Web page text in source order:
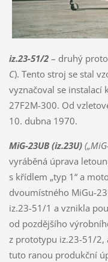
iz.23-51/2– druhý
C). Tento stroj se stal
vyznačoval se instalací
27F2M-300. Od
10. dubna 1970.
MiG-23UB (iz.23U)
vyráběná úprava
s křídlem „typ 1“ a
dvoumístného MiGu-
iz.23-51/1 a vznikla
od pozdějšího
z prototypu iz.23-51/2,
tuto ranou produkční